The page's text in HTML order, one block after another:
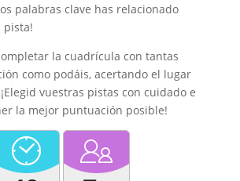
palabras clave has relacionado
pista!
la cuadrícula con tantas
como podáis, acertando el lugar
vuestras pistas con cuidado e
la mejor puntuación posible!